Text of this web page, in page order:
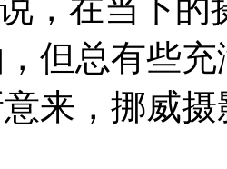
，在当下
但总有些
来，挪威